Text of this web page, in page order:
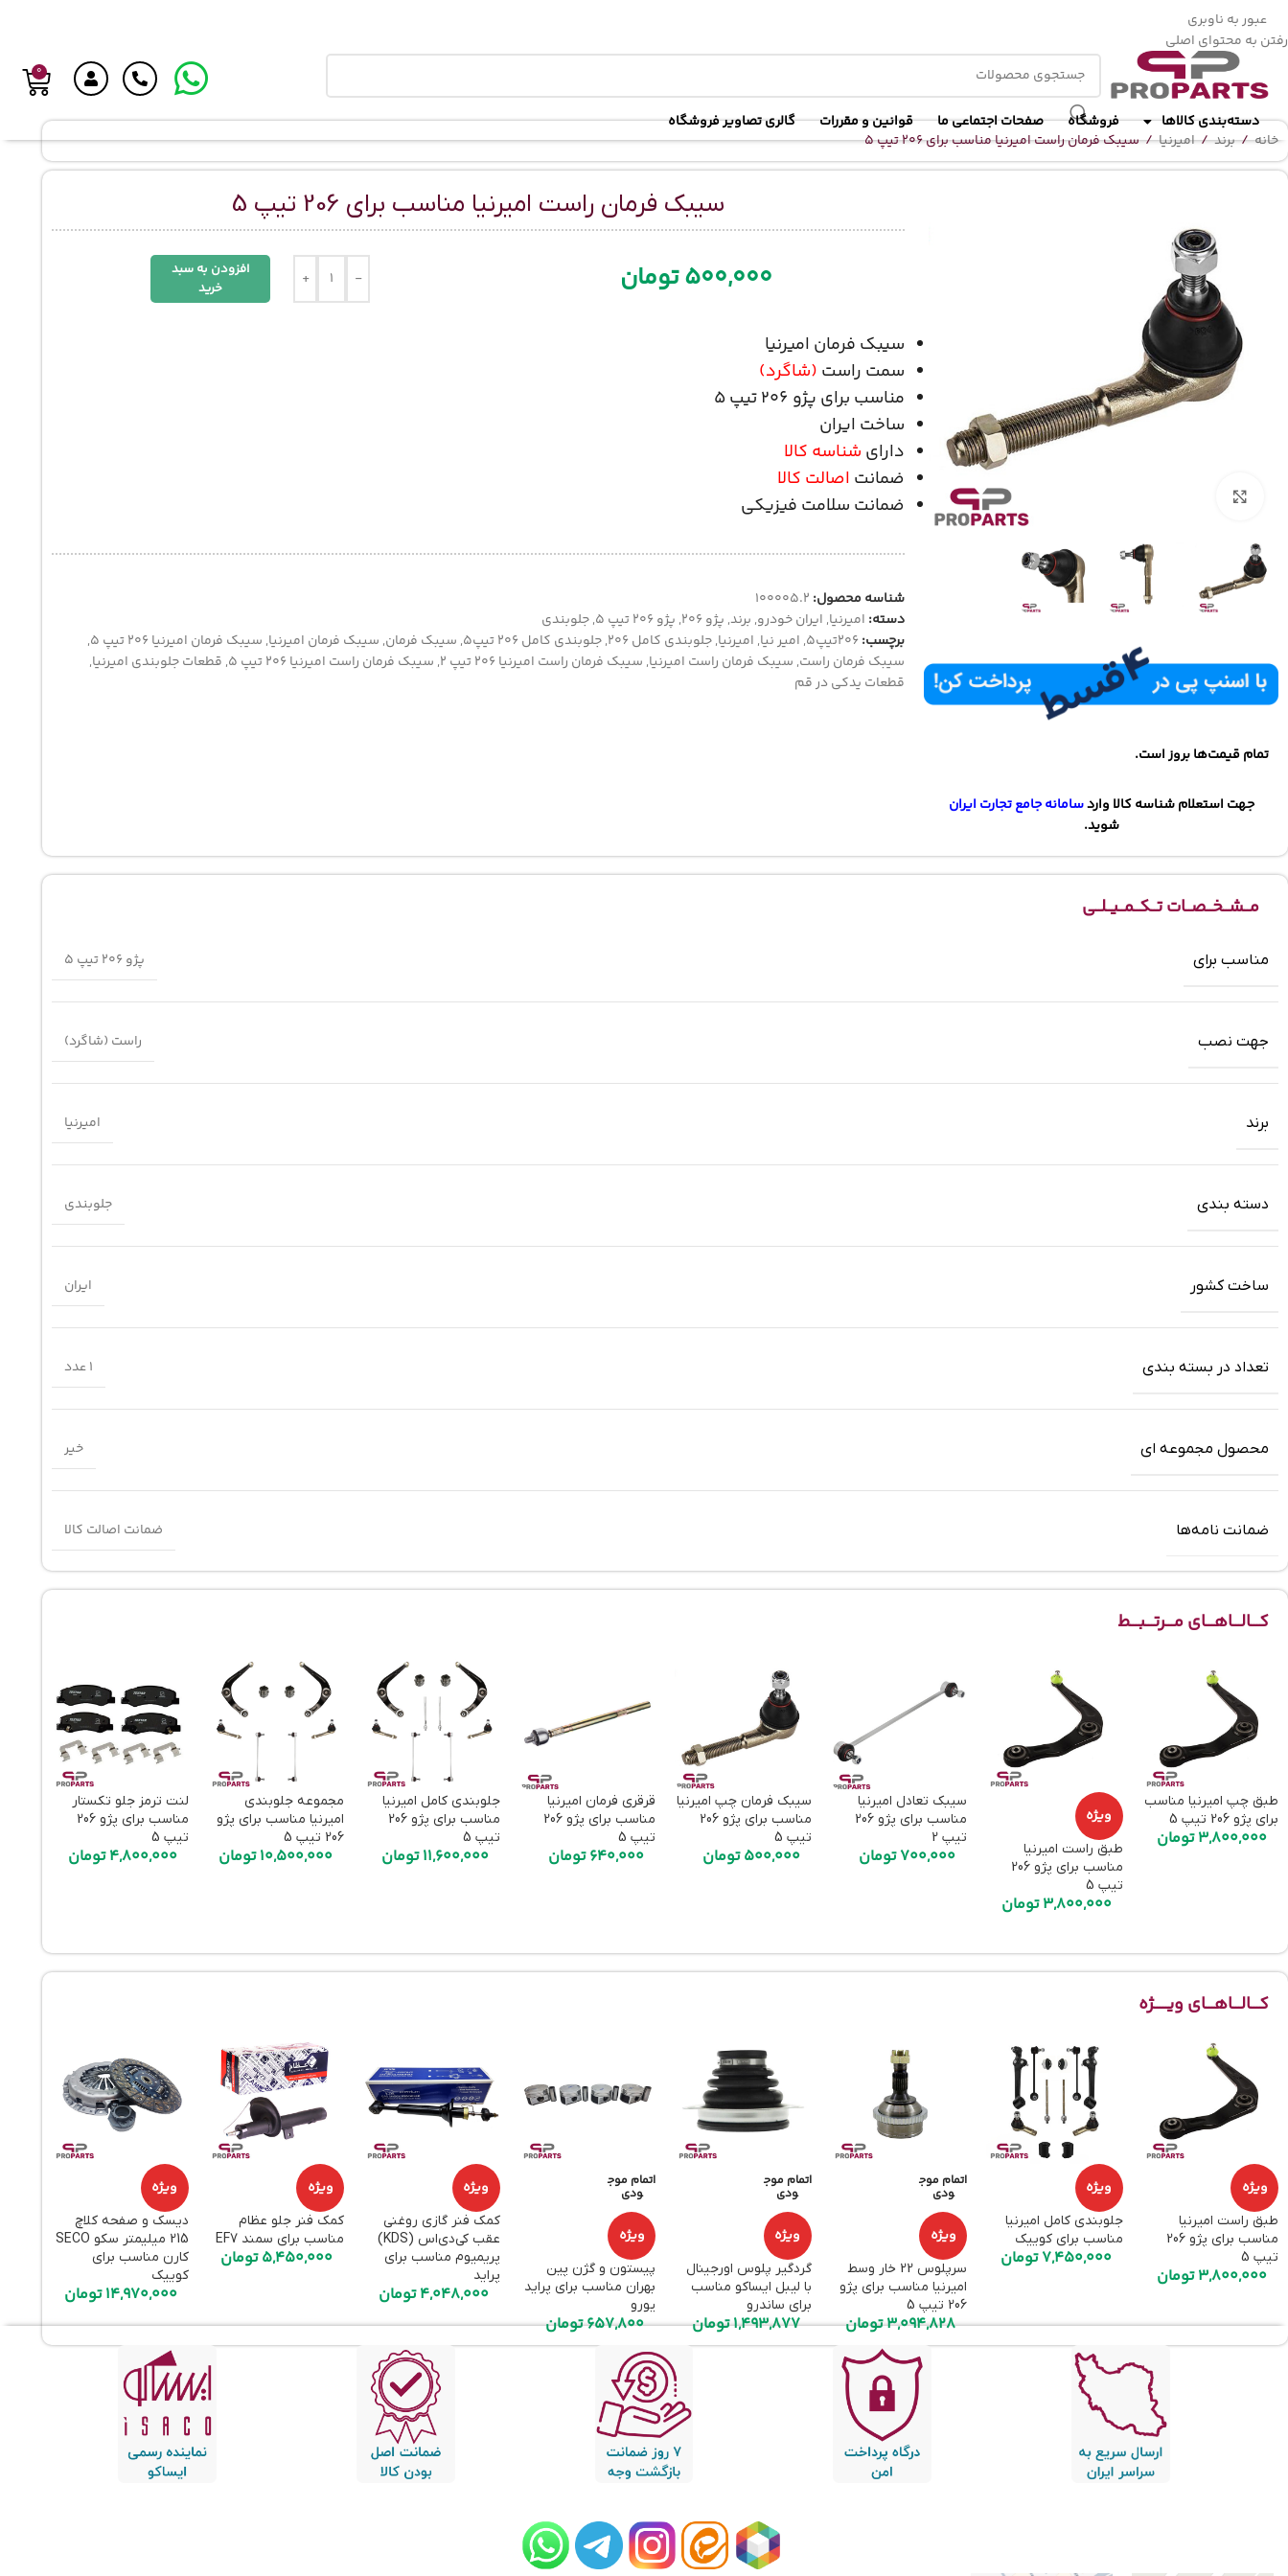
عبور به ناوبری
رفتن به محتوای اصلی
0
دسته‌بندی کالاها فروشگاه صفحات اجتماعی ما قوانین و مقررات
گالری تصاویر فروشگاه
خانه/برند/امیرنیا/سیبک فرمان راست امیرنیا مناسب برای 206 تیپ 5
تمام قیمت‌ها بروز است.
جهت استعلام شناسه کالا واردسامانه جامع تجارت ایران
شوید.
سیبک فرمان راست امیرنیا مناسب برای 206 تیپ 5
500,000تومان -
+
افزودن به سبد
خرید
سیبک فرمان امیرنیا
سمت راست (شاگرد)
مناسب برای پژو 206 تیپ 5
ساخت ایران
دارای شناسه کالا
ضمانت اصالت کالا
ضمانت سلامت فیزیکی
شناسه محصول: 100005.2
دسته: امیرنیا, ایران خودرو, برند, پژو 206 , پژو 206 تیپ 5 ,جلوبندی
برچسب: ۲۰۶تیپ۵ , امیر نیا, امیرنیا,جلوبندی کامل ۲۰۶ ,جلوبندی کامل ۲۰۶ تیپ۵ , سیبک فرمان, سیبک فرمان امیرنیا, سیبک فرمان امیرنیا 206 تیپ 5
,
سیبک فرمان راست, سیبک فرمان راست امیرنیا, سیبک فرمان راست امیرنیا 206 تیپ 2 , سیبک فرمان راست امیرنیا 206 تیپ 5 , قطعات جلوبندی امیرنیا,
قطعات یدکی در قم
مــشــخــصــات تــکــمــیــلــی
مناسب برای پژو 206 تیپ 5
جهت نصب راست (شاگرد)
برند امیرنیا
دسته بندی جلوبندی
ساخت کشور ایران
تعداد در بسته بندی 1 عدد
محصول مجموعه ای خیر
ضمانت‌ نامه‌ها ضمانت اصالت کالا
کـــالـــاهـــای مـــرتـــبـــط
طبق چپ امیرنیا مناسب
برای پژو 206 تیپ 5
3,800,000تومان
ویژه
طبق راست امیرنیا
مناسب برای پژو 206
تیپ 5
3,800,000تومان
سیبک تعادل امیرنیا
مناسب برای پژو 206
تیپ 2
700,000تومان
سیبک فرمان چپ امیرنیا
مناسب برای پژو 206
تیپ 5
500,000تومان
قرقری فرمان امیرنیا
مناسب برای پژو 206
تیپ 5
640,000تومان
جلوبندی کامل امیرنیا
مناسب برای پژو 206
تیپ 5
11,600,000تومان
مجموعه جلوبندی
امیرنیا مناسب برای پژو
206 تیپ 5
10,500,000تومان
لنت ترمز جلو تکستار
مناسب برای پژو 206
تیپ 5
4,800,000تومان
کـــالـــاهـــای ویـــــژه
ویژه
طبق راست امیرنیا
مناسب برای پژو 206
تیپ 5
3,800,000تومان
ویژه
جلوبندی کامل امیرنیا
مناسب برای کوییک
7,450,000تومان
اتمام موج
ودی
ویژه
سرپلوس 22 خار وسط
امیرنیا مناسب برای پژو
206 تیپ 5
3,094,828تومان
اتمام موج
ودی
ویژه
گردگیر پلوس اورجینال
با لیبل ایساکو مناسب
برای ساندرو
1,493,877تومان
اتمام موج
ودی
ویژه
پیستون و گژن پین
بهران مناسب برای پراید
یورو
657,800تومان
ویژه
کمک فنر گازی روغنی
عقب کی‌دی‌اس (KDS)
پریمیوم مناسب برای
پراید
4,048,000تومان
ویژه
کمک فنر جلو عظام
مناسب برای سمند EF7
5,450,000تومان
ویژه
دیسک و صفحه کلاچ
215 میلیمتر سکو SECO
کارن مناسب برای
کوییک
14,970,000تومان